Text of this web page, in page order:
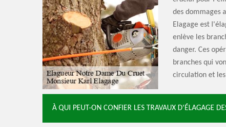
des dommages
Elagage est
enlève les
danger. Ces
branches qui
circulation et
À QUI PEUT-ON CONFIER LES TRAVAUX D'ÉLAGAGE